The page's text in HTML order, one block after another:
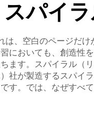
スパイ
は、空白のページだ
においても、創造性
ます。スパイラル（
社が製造するスパイ
す。では、なぜすべ